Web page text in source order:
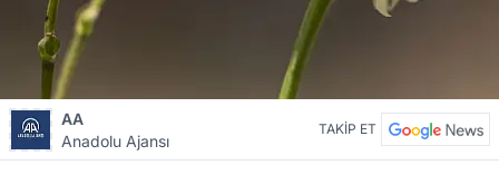
AA
Anadolu Ajansı
TAKİP ET